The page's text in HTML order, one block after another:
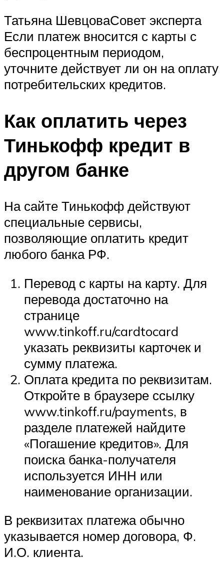
Татьяна ШевцоваСовет эксперта
Если платеж вносится с карты с
беспроцентным периодом,
уточните действует ли он на оплату
потребительских кредитов.
Как оплатить через
Тинькофф кредит в
другом банке
На сайте Тинькофф действуют
специальные сервисы,
позволяющие оплатить кредит
любого банка РФ.
Перевод с карты на карту. Для
перевода достаточно на
странице
www.tinkoff.ru/cardtocard
указать реквизиты карточек и
сумму платежа.
Оплата кредита по реквизитам.
Откройте в браузере ссылку
www.tinkoff.ru/payments, в
разделе платежей найдите
«Погашение кредитов». Для
поиска банка-получателя
используется ИНН или
наименование организации.
В реквизитах платежа обычно
указывается номер договора, Ф.
И.О. клиента.